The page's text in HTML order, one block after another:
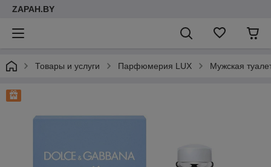
ZAPAH.BY
Товары и услуги Парфюмерия LUX Мужская